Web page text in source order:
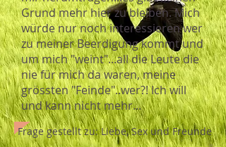
Grund mehr hier zu bleiben. Mich
würde nur noch interessieren wer
zu meiner Beerdigung kommt und
um mich "weint"...all die Leute die
nie für mich da waren, meine
grössten "Feinde"..wer?! Ich will
und kann nicht mehr...
Frage gestellt zu: Liebe, Sex und Freunde